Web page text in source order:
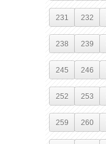
231 232
238 239
245 246
252 253
259 260